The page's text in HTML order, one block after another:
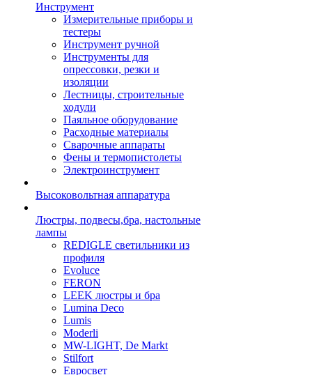
Инструмент
Измерительные приборы и
тестеры
Инструмент ручной
Инструменты для
опрессовки, резки и
изоляции
Лестницы, строительные
ходули
Паяльное оборудование
Расходные материалы
Сварочные аппараты
Фены и термопистолеты
Электроинструмент
Высоковольтная аппаратура
Люстры, подвесы,бра, настольные
лампы
REDIGLE светильники из
профиля
Evoluce
FERON
LEEK люстры и бра
Lumina Deco
Lumis
Moderli
MW-LIGHT, De Markt
Stilfort
Евросвет